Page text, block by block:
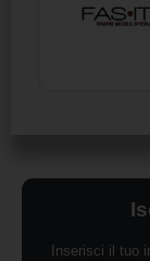
Inserisci il tuo